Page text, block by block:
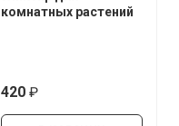
комнатных растений
420